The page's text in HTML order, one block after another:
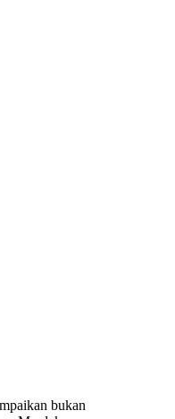
bukan